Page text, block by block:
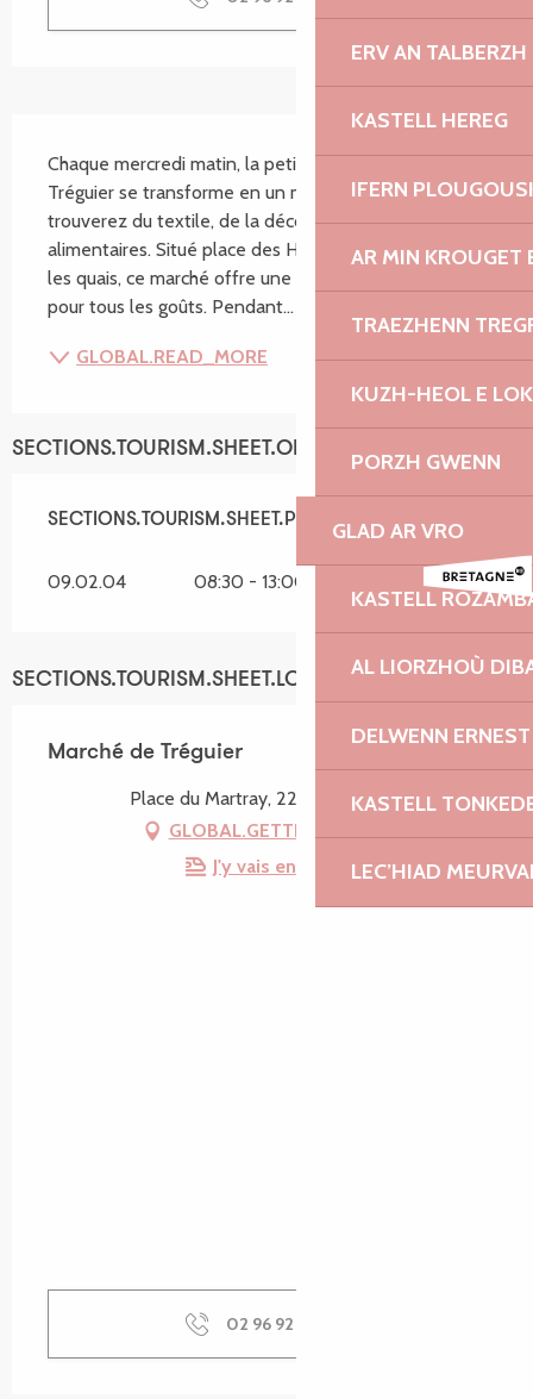
ERV AN TALBERZH
KASTELL HEREG
IFERN
AR MIN KROUGET
TRAEZHENN
KUZH-HEOL E
PORZH GWENN
GLAD AR VRO
KASTELL
AL LIORZHOÙ
DELWENN
KASTELL
LEC’HIAD
SECTIONS.TOURISM.SHEET.DESCRIPTION
Chaque mercredi matin, la petite cité de caractère de
Tréguier se transforme en un marché animé où vous
trouverez du textile, de la décoration et des produits
alimentaires. Situé place des Halles, rue Renan et sur
les quais, ce marché offre une variété de produits
pour tous les goûts. Pendant...
GLOBAL.READ_MORE
SECTIONS.TOURISM.SHEET.OPENINGS
SECTIONS.TOURISM.SHEET.PERIODS.ALL_YEAR
SECTIONS.TOURISM.SHEET.PERIODS.ALL_YEAR
09.02.04 08:30 - 13:00
SECTIONS.TOURISM.SHEET.LOCATION
Marché de Tréguier
Place du Martray, 22220 Tréguier
GLOBAL.GETTING_THERE
J'y vais en train !
02 96 92 30